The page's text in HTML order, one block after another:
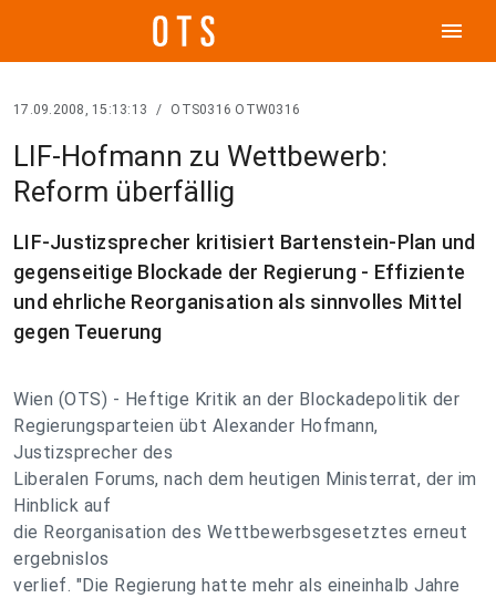
menu
17.09.2008, 15:13:13 / OTS0316 OTW0316
LIF-Hofmann zu Wettbewerb:
Reform überfällig
LIF-Justizsprecher kritisiert Bartenstein-Plan und
gegenseitige Blockade der Regierung - Effiziente
und ehrliche Reorganisation als sinnvolles Mittel
gegen Teuerung
Wien (OTS) - Heftige Kritik an der Blockadepolitik der
Regierungsparteien übt Alexander Hofmann,
Justizsprecher des
Liberalen Forums, nach dem heutigen Ministerrat, der im
Hinblick auf
die Reorganisation des Wettbewerbsgesetztes erneut
ergebnislos
verlief. "Die Regierung hatte mehr als eineinhalb Jahre